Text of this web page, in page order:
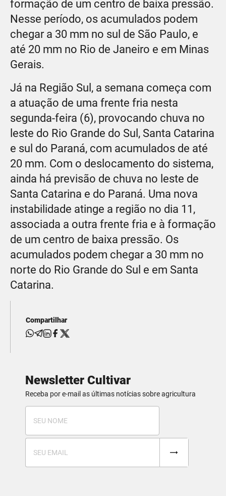
formação de um centro de baixa pressão.
Nesse período, os acumulados podem
chegar a 30 mm no sul de São Paulo, e
até 20 mm no Rio de Janeiro e em Minas
Gerais.
Já na Região Sul, a semana começa com
a atuação de uma frente fria nesta
segunda-feira (6), provocando chuva no
leste do Rio Grande do Sul, Santa Catarina
e sul do Paraná, com acumulados de até
20 mm. Com o deslocamento do sistema,
ainda há previsão de chuva no leste de
Santa Catarina e do Paraná. Uma nova
instabilidade atinge a região no dia 11,
associada a outra frente fria e à formação
de um centro de baixa pressão. Os
acumulados podem chegar a 30 mm no
norte do Rio Grande do Sul e em Santa
Catarina.
Compartilhar
Newsletter Cultivar
Receba por e-mail as últimas notícias sobre agricultura